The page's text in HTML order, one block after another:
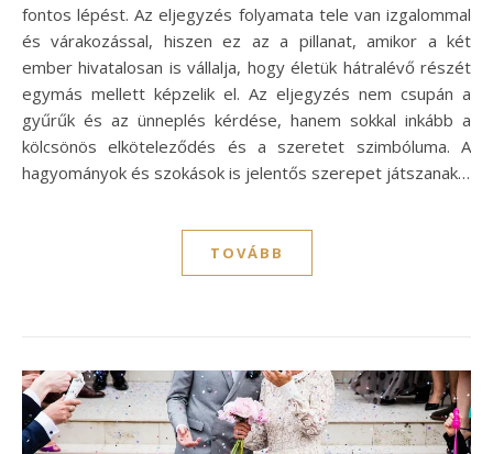
fontos lépést. Az eljegyzés folyamata tele van izgalommal
és várakozással, hiszen ez az a pillanat, amikor a két
ember hivatalosan is vállalja, hogy életük hátralévő részét
egymás mellett képzelik el. Az eljegyzés nem csupán a
gyűrűk és az ünneplés kérdése, hanem sokkal inkább a
kölcsönös elköteleződés és a szeretet szimbóluma. A
hagyományok és szokások is jelentős szerepet játszanak…
TOVÁBB